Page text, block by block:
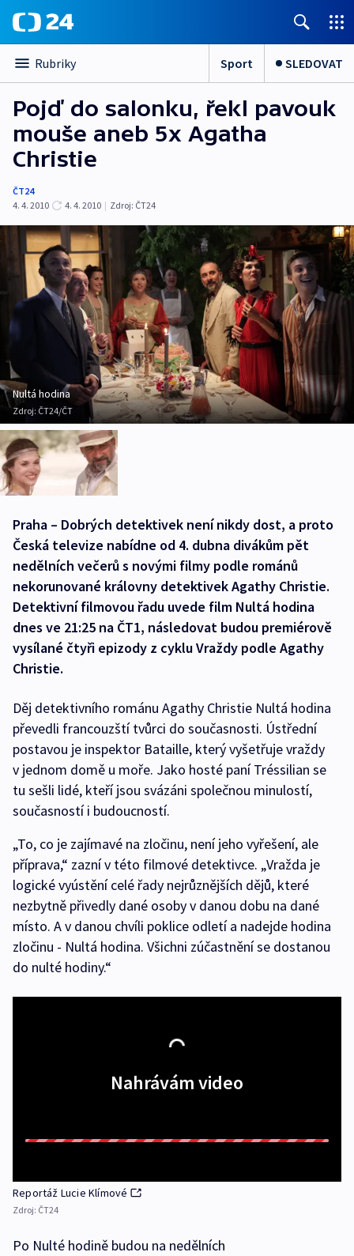
Rubriky Sport SLEDOVAT
Pojď do salonku, řekl pavouk
mouše aneb 5x Agatha
Christie
ČT24
4. 4. 2010
4. 4. 2010 | Zdroj: ČT24
Nultá hodina
Zdroj: ČT24/ČT
Praha – Dobrých detektivek není nikdy dost, a proto
Česká televize nabídne od 4. dubna divákům pět
nedělních večerů s novými filmy podle románů
nekorunované královny detektivek Agathy Christie.
Detektivní filmovou řadu uvede film Nultá hodina
dnes ve 21:25 na ČT1, následovat budou premiérově
vysílané čtyři epizody z cyklu Vraždy podle Agathy
Christie.
Děj detektivního románu Agathy Christie Nultá hodina
převedli francouzští tvůrci do současnosti. Ústřední
postavou je inspektor Bataille, který vyšetřuje vraždy
v jednom domě u moře. Jako hosté paní Tréssilian se
tu sešli lidé, kteří jsou svázáni společnou minulostí,
současností i budoucností.
„To, co je zajímavé na zločinu, není jeho vyřešení, ale
příprava,“ zazní v této filmové detektivce. „Vražda je
logické vyústění celé řady nejrůznějších dějů, které
nezbytně přivedly dané osoby v danou dobu na dané
místo. A v danou chvíli poklice odletí a nadejde hodina
zločinu - Nultá hodina. Všichni zúčastnění se dostanou
do nulté hodiny.“
Nahrávám video
Reportáž Lucie Klímové
Zdroj: ČT24
Po Nulté hodině budou na nedělních